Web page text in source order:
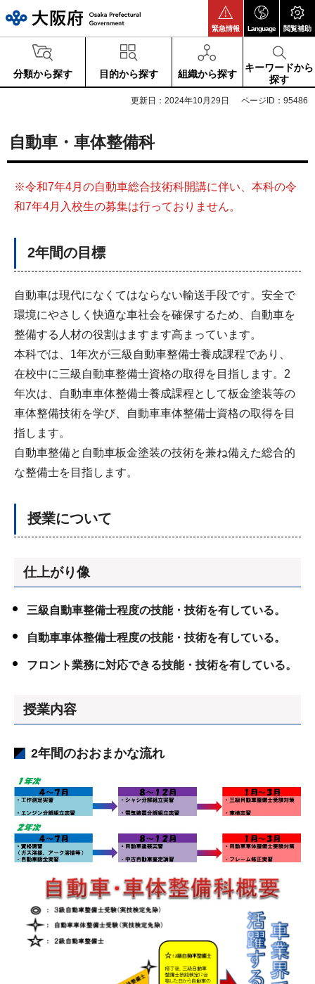
緊急情報 Language 閲覧補助
分類から探す 目的から探す 組織から探す
キーワードから
探す
更新日：2024年10月29日 ページID：95486
自動車・車体整備科
※令和7年4月の自動車総合技術科開講に伴い、本科の令
和7年4月入校生の募集は行っておりません。
2年間の目標
自動車は現代になくてはならない輸送手段です。安全で
環境にやさしく快適な車社会を確保するため、自動車を
整備する人材の役割はますます高まっています。
本科では、1年次が三級自動車整備士養成課程であり、
在校中に三級自動車整備士資格の取得を目指します。2
年次は、自動車車体整備士養成課程として板金塗装等の
車体整備技術を学び、自動車車体整備士資格の取得を目
指します。
自動車整備と自動車板金塗装の技術を兼ね備えた総合的
な整備士を目指します。
授業について
仕上がり像
三級自動車整備士程度の技能・技術を有している。
自動車車体整備士程度の技能・技術を有している。
フロント業務に対応できる技能・技術を有している。
授業内容
2年間のおおまかな流れ